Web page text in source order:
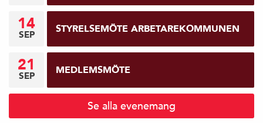
14
SEP STYRELSEMÖTE ARBETAREKOMMUNEN
21
SEP MEDLEMSMÖTE
Se alla evenemang